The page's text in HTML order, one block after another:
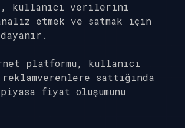
kullanıcı verilerini
etmek ve satmak için
platformu, kullanıcı
sattığında
fiyat oluşumunu